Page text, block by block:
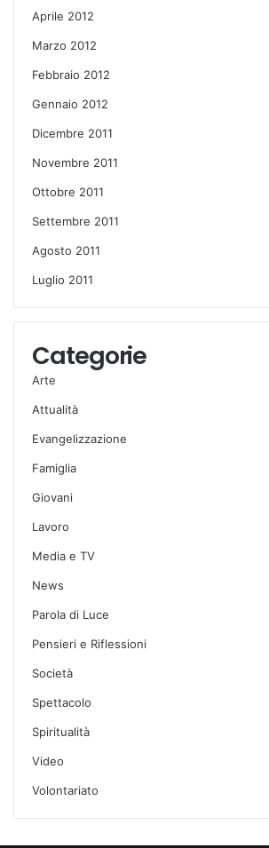
Aprile 2012
Marzo 2012
Febbraio 2012
Gennaio 2012
Dicembre 2011
Novembre 2011
Ottobre 2011
Settembre 2011
Agosto 2011
Luglio 2011
Categorie
Arte
Attualità
Evangelizzazione
Famiglia
Giovani
Lavoro
Media e TV
News
Parola di Luce
Pensieri e Riflessioni
Società
Spettacolo
Spiritualità
Video
Volontariato